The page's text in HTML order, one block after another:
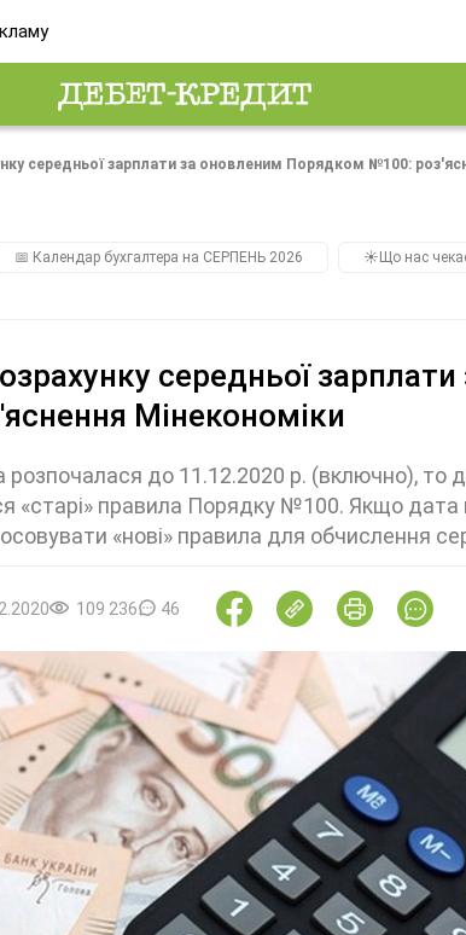
середньої зарплати за оновленим Порядком №100:
📅 Календар бухгалтера на СЕРПЕНЬ 2026 ☀️Що нас
середньої
Мінекономіки
розпочалася до 11.12.2020 р. (включно), то
«старі» правила Порядку №100. Якщо дата
«нові» правила для обчислення
109 236 46